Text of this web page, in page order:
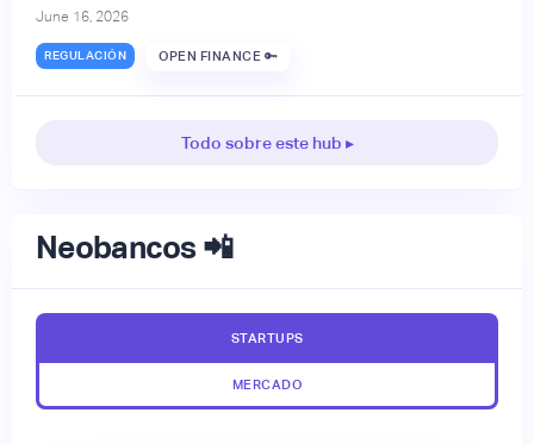
June 16, 2026
REGULACIÓN OPEN FINANCE 🔑
Todo sobre este hub ▸
Neobancos 📲
STARTUPS
MERCADO